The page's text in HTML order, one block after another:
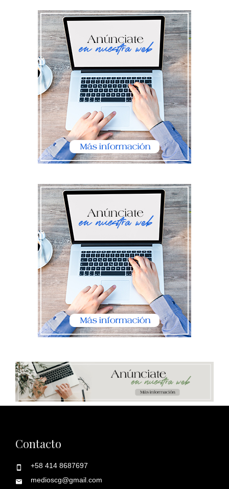
Contacto
+58 414 8687697
medioscg@gmail.com